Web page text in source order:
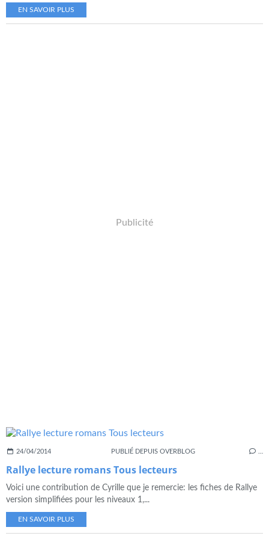
EN SAVOIR PLUS
Publicité
24/04/2014 PUBLIÉ DEPUIS OVERBLOG
Rallye lecture romans Tous lecteurs
Voici une contribution de Cyrille que je remercie: les fiches de Rallye
version simplifiées pour les niveaux 1,...
EN SAVOIR PLUS